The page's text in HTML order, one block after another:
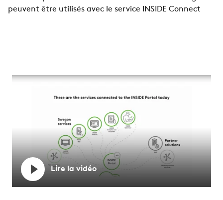
peuvent être utilisés avec le service INSIDE Connect
Lire la vidéo